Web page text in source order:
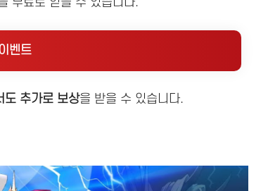
벤트
도 추가로 보상을 받을 수 있습니다.